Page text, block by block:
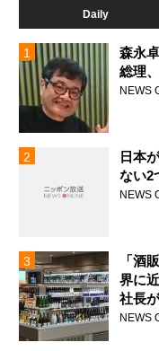
Daily
森永
総理
NEWS
日本
ない2
NEWS
「酒
界に
社長
策の
NEWS